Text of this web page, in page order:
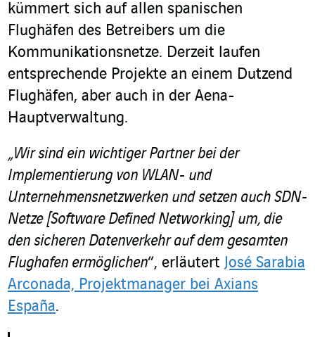
kümmert sich auf allen spanischen
Flughäfen des Betreibers um die
Kommunikationsnetze. Derzeit laufen
entsprechende Projekte an einem Dutzend
Flughäfen, aber auch in der Aena-
Hauptverwaltung.
„Wir sind ein wichtiger Partner bei der
Implementierung von WLAN- und
Unternehmensnetzwerken und setzen auch SDN-
Netze [Software Defined Networking] um, die
den sicheren Datenverkehr auf dem gesamten
Flughafen ermöglichen“, erläutert José Sarabia
Arconada, Projektmanager bei Axians
España.